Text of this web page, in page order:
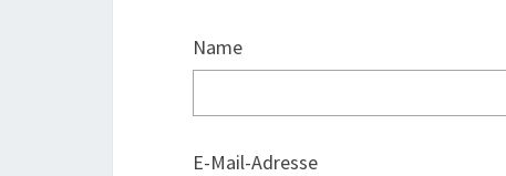
Name
E-Mail-Adresse